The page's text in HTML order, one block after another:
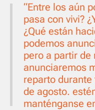
“Entre los aún
pasa con vivi?
¿Qué están
podemos
pero a partir de
anunciaremos
reparto
de agosto.
manténganse